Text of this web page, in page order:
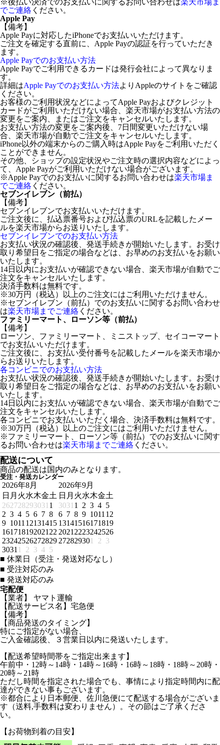
※後払い決済でのお支払いに関するお問い合わせは楽天市場ま
でご連絡 ください。
Apple Pay
【備考】
Apple Payに対応したiPhoneでお支払いいただけます。
ご注文を確定する直前に、Apple Payの認証を行っていただき
ます。
Apple Payでのお支払い方法
Apple Payでご利用できるカードは発行会社によって異なりま
す。
詳細はApple Payでのお支払い方法よりAppleのサイトをご確認
ください。
お客様のご利用状況などによってApple Payおよびクレジット
カードがご利用いただけない場合、楽天市場がお支払い方法の
変更をご案内、またはご注文をキャンセルいたします。
お支払い方法の変更をご案内後、7日間変更いただけない場
合、楽天市場が自動でご注文をキャンセルいたします。
iPhone以外の端末からのご購入時はApple Payをご利用いただく
ことができません。
その他、ショップの設定状況やご注文時の選択内容などによっ
て、Apple Payがご利用いただけない場合がございます。
※Apple Payでのお支払いに関するお問い合わせは楽天市場ま
でご連絡 ください。
セブンイレブン（前払）
【備考】
セブンイレブンでお支払いいただけます。
ご注文後に、払込票番号および払込票のURLを記載したメー
ルを楽天市場からお送りいたします。
セブンイレブンでのお支払い方法
お支払い状況の確認後、発送手続きが開始いたします。お受け
取り希望日をご指定の場合などは、お早めのお支払いをお願い
いたします。
14日以内にお支払いが確認できない場合、楽天市場が自動でご
注文をキャンセルいたします。
決済手数料は無料です。
※30万円（税込）以上のご注文にはご利用いただけません。
※セブンイレブン（前払）でのお支払いに関するお問い合わせ
は楽天市場までご連絡 ください。
ファミリーマート、ローソン等（前払）
【備考】
ローソン、ファミリーマート、ミニストップ、セイコーマート
でお支払いいただけます。
ご注文後に、お支払い受付番号を記載したメールを楽天市場か
らお送りいたします。
各コンビニでのお支払い方法
お支払い状況の確認後、発送手続きが開始いたします。お受け
取り希望日をご指定の場合などは、お早めのお支払いをお願い
いたします。
14日以内にお支払いが確認できない場合、楽天市場が自動でご
注文をキャンセルいたします。
各コンビニでお支払いいただく場合、決済手数料は無料です。
※30万円（税込）以上のご注文にはご利用いただけません。
※ファミリーマート、ローソン等（前払）でのお支払いに関す
るお問い合わせは楽天市場までご連絡 ください。
配送について
商品の配送は国内のみとなります。
受注・発送カレンダー
2026年8月
日 月 火水木金土
262728293031 1
2 3 4 5 6 7 8
9 1011 12131415
161718192021 22
23242526272829
3031 1 2 3 4 5
2026年9月
日 月 火水木金土
3031 1 2 3 4 5
6 7 8 9 1011 12
13141516171819
2021 2223242526
272829301 2 3
■ 休業日（受注・発送対応なし）
■ 受注対応のみ
■ 発送対応のみ
宅配便
【業者】 ヤマト運輸
【配送サービス名】宅急便
【備考】
【商品発送のタイミング】
特にご指定がない場合、
ご入金確認後、３営業日以内に発送いたします。
【配送希望時間帯をご指定出来ます】
午前中・12時～14時・14時～16時・16時～18時・18時～20時・
20時～21時
ただし時間を指定された場合でも、事情により指定時間内に配
達ができない事もございます。
※都合により日本郵便、佐川急便にて配送する場合がございま
す（送料,手数料は変わりません）。その節はご了承くださ
い。
【お荷物到着の目安】